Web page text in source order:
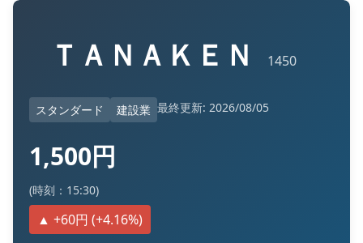
ＴＡＮＡＫＥＮ 1450
スタンダード 建設業 最終更新: 2026/08/05
1,500円
(時刻：15:30)
▲ +60円 (+4.16%)